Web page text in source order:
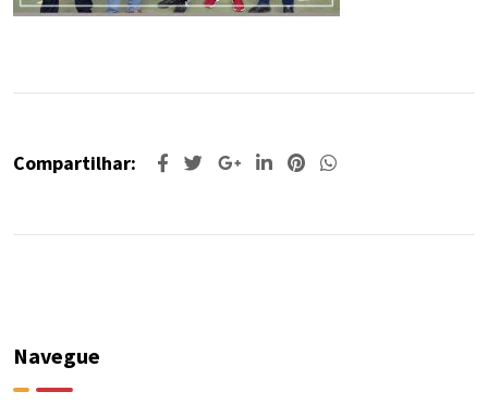
Compartilhar:
Navegue